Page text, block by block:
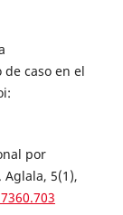
caso en el
por
5(1),